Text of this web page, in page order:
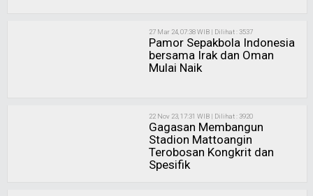
27 Mar 24, 07:38 WIB | Dilihat : 3537
Pamor Sepakbola Indonesia
bersama Irak dan Oman
Mulai Naik
22 Nov 23, 17:31 WIB | Dilihat : 3920
Gagasan Membangun
Stadion Mattoangin
Terobosan Kongkrit dan
Spesifik